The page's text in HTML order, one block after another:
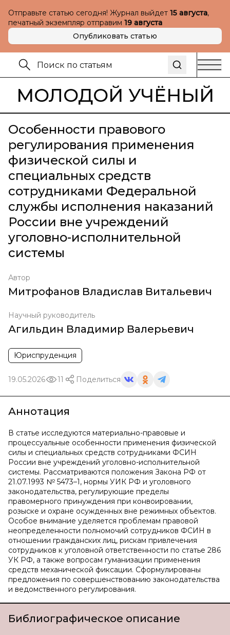
Отправьте статью сегодня! Журнал выйдет 15 августа,
печатный экземпляр отправим 19 августа
Опубликовать статью
МОЛОДОЙ УЧЁНЫЙ
Особенности правового
регулирования применения
физической силы и
специальных средств
сотрудниками Федеральной
службы исполнения наказаний
России вне учреждений
уголовно-исполнительной
системы
Автор
Митрофанов Владислав Витальевич
Научный руководитель
Агильдин Владимир Валерьевич
Юриспруденция
19.05.2026 11 Поделиться
Аннотация
В статье исследуются материально-правовые и
процессуальные особенности применения физической
силы и специальных средств сотрудниками ФСИН
России вне учреждений уголовно-исполнительной
системы. Рассматриваются положения Закона РФ от
21.07.1993 № 5473–1, нормы УИК РФ и уголовного
законодательства, регулирующие пределы
правомерного принуждения при конвоировании,
розыске и охране осужденных вне режимных объектов.
Особое внимание уделяется проблемам правовой
неопределенности полномочий сотрудников ФСИН в
отношении гражданских лиц, рискам привлечения
сотрудников к уголовной ответственности по статье 286
УК РФ, а также вопросам гуманизации применения
средств механической фиксации. Сформулированы
предложения по совершенствованию законодательства
и ведомственного регулирования.
Библиографическое описание